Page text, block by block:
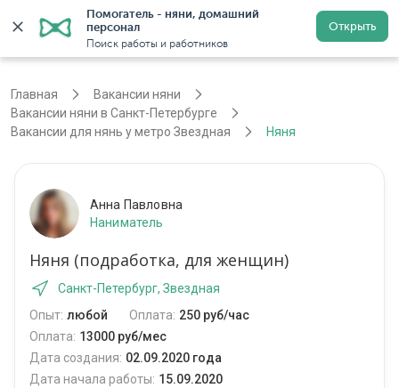
Помогатель - няни, домашний
персонал
Поиск работы и работников
Открыть
Санкт-Петербург Регистрация
Главная
Вакансии няни
Вакансии няни в Санкт-Петербурге
Вакансии для нянь у метро Звездная
Няня
Анна Павловна
Наниматель
Няня (подработка, для женщин)
Санкт-Петербург, Звездная
Опыт: любой Оплата: 250 руб/час
Оплата: 13000 руб/мес
Дата создания: 02.09.2020 года
Дата начала работы: 15.09.2020